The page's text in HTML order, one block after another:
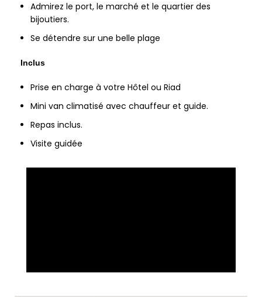
Admirez le port, le marché et le quartier des
bijoutiers.
Se détendre sur une belle plage
Inclus
Prise en charge à votre Hôtel ou Riad
Mini van climatisé avec chauffeur et guide.
Repas inclus.
Visite guidée